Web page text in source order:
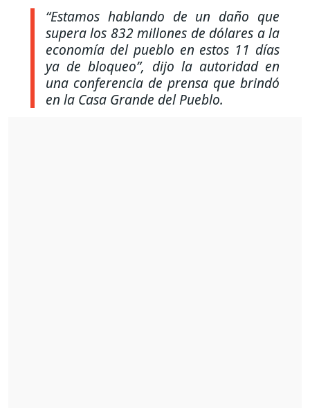
“Estamos hablando de un daño que
supera los 832 millones de dólares a la
economía del pueblo en estos 11 días
ya de bloqueo”, dijo la autoridad en
una conferencia de prensa que brindó
en la Casa Grande del Pueblo.